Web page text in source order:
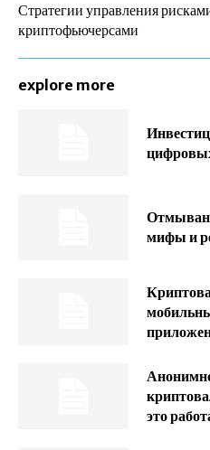
Стратегии управления
криптофьючерсами
explore more
мифы и
это